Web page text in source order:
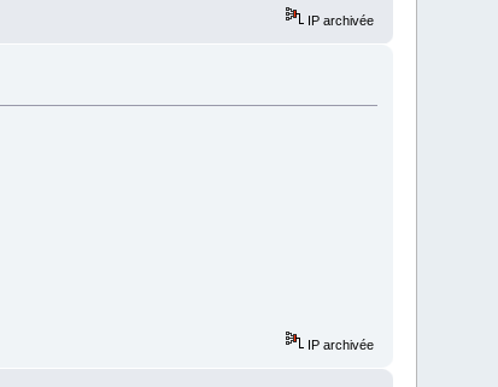
IP archivée
IP archivée